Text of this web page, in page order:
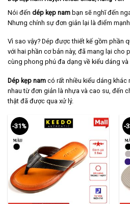
Nói đến dép kẹp nam bạn sẽ nghĩ đến
Nhưng chính sự đơn giản lại là điểm
Vì sao vậy? Dép được thiết kế gồm phần
với hai phần cơ bản này, đã mang lại cho
cùng phong phú đa dạng về kiểu dáng và
Dép kẹp nam có rất nhiều kiểu dáng khác
nhau từ đơn giản là nhựa và cao su, đến
thật đã được qua xử lý.
-31% -